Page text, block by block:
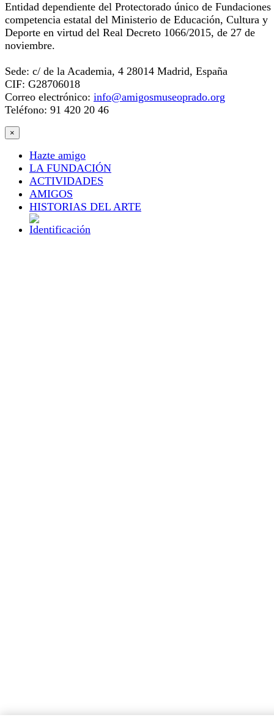
Entidad dependiente del Protectorado único de Fundaciones
competencia estatal del Ministerio de Educación, Cultura y
Deporte en virtud del Real Decreto 1066/2015, de 27 de
noviembre.
Sede: c/ de la Academia, 4 28014 Madrid, España
CIF: G28706018
Correo electrónico: info@amigosmuseoprado.org
Teléfono: 91 420 20 46
×
Hazte amigo
LA FUNDACIÓN
ACTIVIDADES
AMIGOS
HISTORIAS DEL ARTE